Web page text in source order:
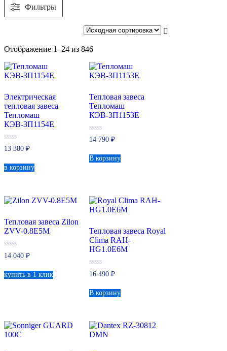
Фильтры
Отображение 1–24 из 846Сортировка:
недавние
Электрическая
тепловая завеса
Тепломаш
КЭВ-3П1154Е
0
из
13 380 ₽
в корзину
Тепловая завеса
Тепломаш
КЭВ-3П1153Е
0
из
14 790₽
В корзину
Тепловая завеса Zilon
ZVV-0.8E5M
0
из
14 040 ₽
купить в 1 клик
Тепловая завеса Royal
Clima RAH-
HG1.0E6M
0
из
16 490₽
В корзину